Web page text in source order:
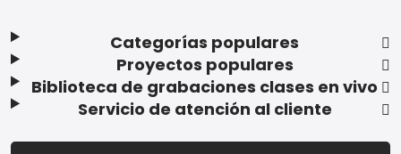
Categorías populares
Proyectos populares
Biblioteca de grabaciones clases en vivo
Servicio de atención al cliente